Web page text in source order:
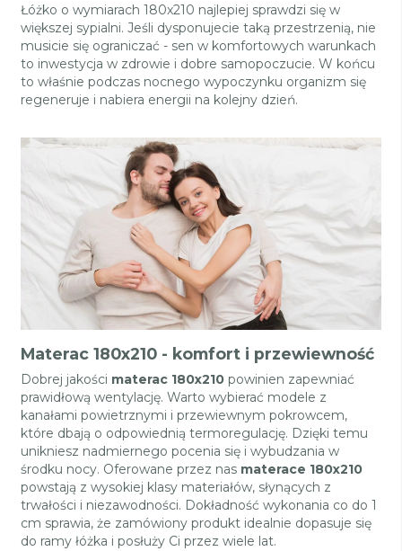
Łóżko o wymiarach 180x210 najlepiej sprawdzi się w
większej sypialni. Jeśli dysponujecie taką przestrzenią, nie
musicie się ograniczać - sen w komfortowych warunkach
to inwestycja w zdrowie i dobre samopoczucie. W końcu
to właśnie podczas nocnego wypoczynku organizm się
regeneruje i nabiera energii na kolejny dzień.
Materac 180x210 - komfort i przewiewność
Dobrej jakości materac 180x210 powinien zapewniać
prawidłową wentylację. Warto wybierać modele z
kanałami powietrznymi i przewiewnym pokrowcem,
które dbają o odpowiednią termoregulację. Dzięki temu
unikniesz nadmiernego pocenia się i wybudzania w
środku nocy. Oferowane przez nas materace 180x210
powstają z wysokiej klasy materiałów, słynących z
trwałości i niezawodności. Dokładność wykonania co do 1
cm sprawia, że zamówiony produkt idealnie dopasuje się
do ramy łóżka i posłuży Ci przez wiele lat.